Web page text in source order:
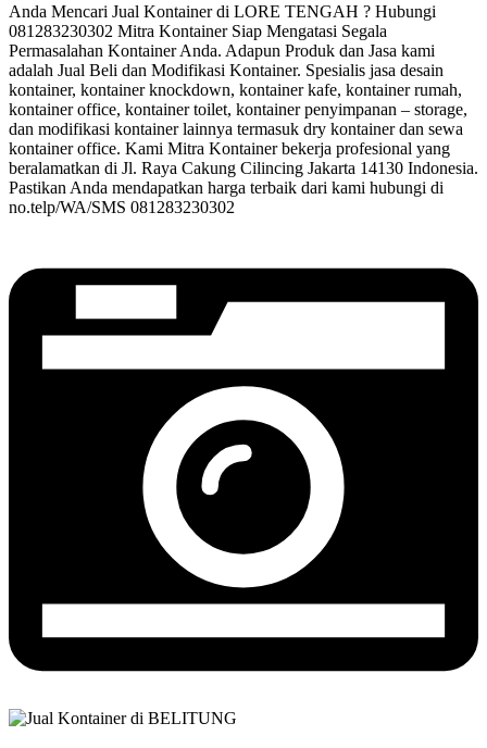
Anda Mencari Jual Kontainer di LORE TENGAH ? Hubungi
081283230302 Mitra Kontainer Siap Mengatasi Segala
Permasalahan Kontainer Anda. Adapun Produk dan Jasa kami
adalah Jual Beli dan Modifikasi Kontainer. Spesialis jasa desain
kontainer, kontainer knockdown, kontainer kafe, kontainer rumah,
kontainer office, kontainer toilet, kontainer penyimpanan – storage,
dan modifikasi kontainer lainnya termasuk dry kontainer dan sewa
kontainer office. Kami Mitra Kontainer bekerja profesional yang
beralamatkan di Jl. Raya Cakung Cilincing Jakarta 14130 Indonesia.
Pastikan Anda mendapatkan harga terbaik dari kami hubungi di
no.telp/WA/SMS 081283230302